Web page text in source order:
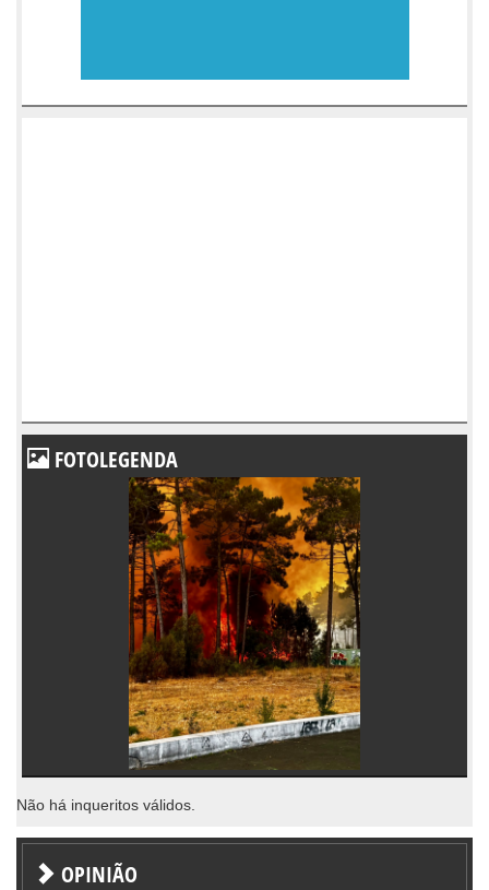
FOTOLEGENDA
Não há inqueritos válidos.
OPINIÃO